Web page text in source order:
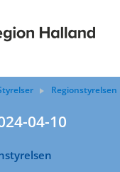
Regionstyrelsen
04-10